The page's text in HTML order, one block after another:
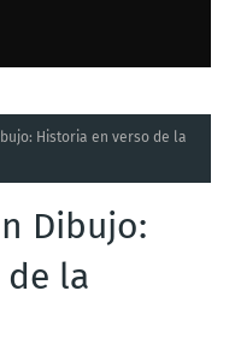
Historia en verso de la
Dibujo:
la